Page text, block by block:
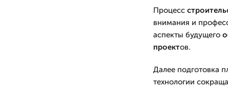
Процесс
внимания и
аспекты будущего
проектов.
Далее подготовка
технологии